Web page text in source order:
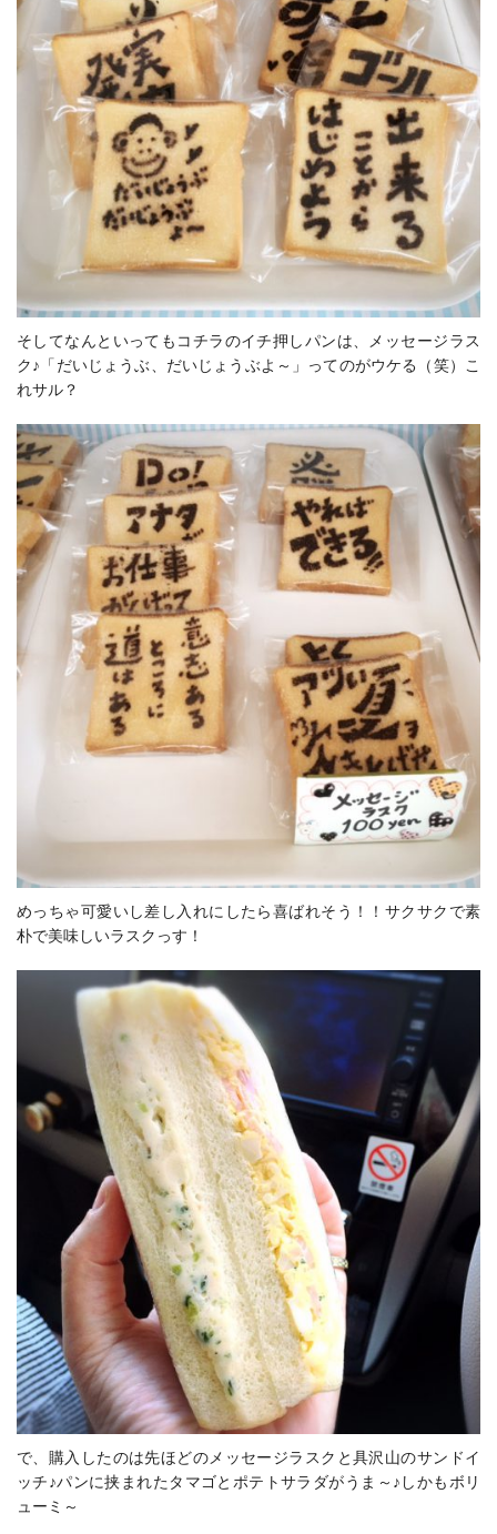
そしてなんといってもコチラのイチ押しパンは、メッセージラス
ク♪「だいじょうぶ、だいじょうぶよ～」ってのがウケる（笑）こ
れサル？
めっちゃ可愛いし差し入れにしたら喜ばれそう！！サクサクで素
朴で美味しいラスクっす！
で、購入したのは先ほどのメッセージラスクと具沢山のサンドイ
ッチ♪パンに挟まれたタマゴとポテトサラダがうま～♪しかもボリ
ューミ～